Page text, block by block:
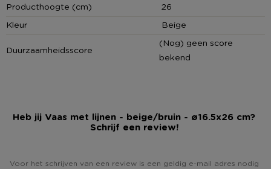
Producthoogte (cm)
26
Kleur
Beige
Duurzaamheidsscore
(Nog) geen score
bekend
Heb jij Vaas met lijnen - beige/bruin - ø16.5x26 cm?
Schrijf een review!
Voor het schrijven van een review is een geldig e-mail adres nodig